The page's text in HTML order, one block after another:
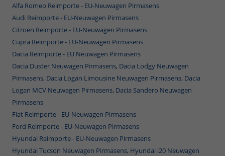
Alfa Romeo Reimporte - EU-Neuwagen Pirmasens
Audi Reimporte - EU-Neuwagen Pirmasens
Citroen Reimporte - EU-Neuwagen Pirmasens
Cupra Reimporte - EU-Neuwagen Pirmasens
Dacia Reimporte - EU Neuwagen Pirmasens
Dacia Duster Neuwagen Pirmasens, Dacia Lodgy Neuwagen
Pirmasens, Dacia Logan Limousine Neuwagen Pirmasens, Dacia
Logan MCV Neuwagen Pirmasens, Dacia Sandero Neuwagen
Pirmasens
Fiat Reimporte - EU-Neuwagen Pirmasens
Ford Reimporte - EU-Neuwagen Pirmasens
Hyundai Reimporte - EU-Neuwagen Pirmasens
Hyundai Tucson Neuwagen Pirmasens, Hyundai i20 Neuwagen